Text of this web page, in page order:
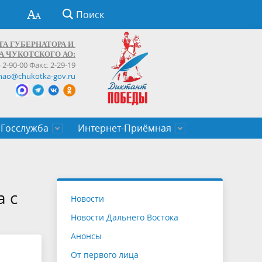
Поиск
ГУБЕРНАТОРА И
ЧУКОТСКОГО АО:
2-90-00 Факс: 2-29-19
gov.ru
Госслужба
служащих Чукотского автономного
Интернет-Приёмная
с
Новости
Новости Дальнего Востока
Анонсы
От первого лица